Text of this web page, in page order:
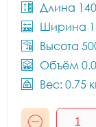
Длина
Ширина
Высота
Объём
Вес: 0.75